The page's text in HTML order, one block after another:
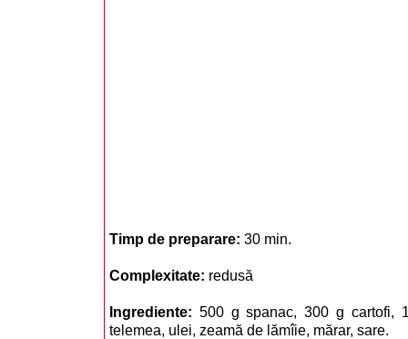
Timp de preparare: 30 min.
Complexitate: redusă
Ingrediente: 500 g spanac, 300 g cartofi,
telemea, ulei, zeamă de lămîie, mărar, sare.